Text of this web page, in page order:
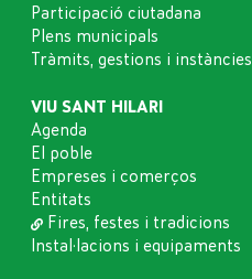
Participació ciutadana
Plens municipals
Tràmits, gestions i instàncies
VIU SANT HILARI
Agenda
El poble
Empreses i comerços
Entitats
Fires, festes i tradicions
Instal·lacions i equipaments